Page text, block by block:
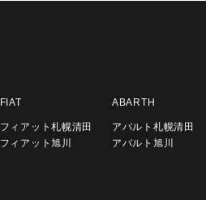
FIAT
フィアット札幌清田
フィアット旭川
ABARTH
アバルト札幌清田
アバルト旭川